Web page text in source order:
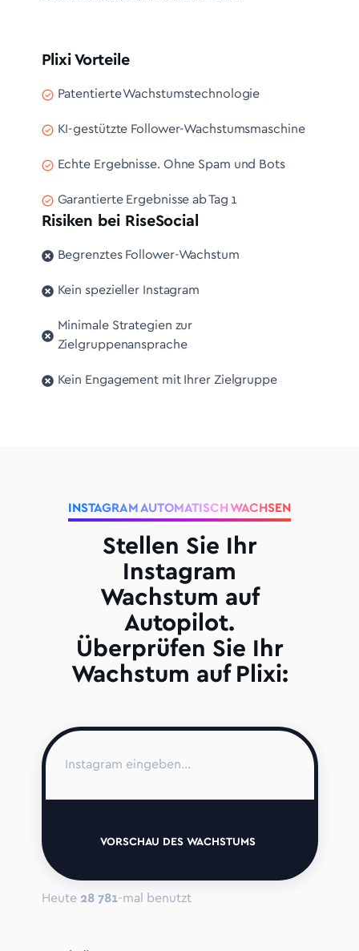
Plixi Vorteile
Patentierte Wachstumstechnologie
KI-gestützte Follower-Wachstumsmaschine
Echte Ergebnisse. Ohne Spam und Bots
Garantierte Ergebnisse ab Tag 1
Risiken bei RiseSocial
Begrenztes Follower-Wachstum
Kein spezieller Instagram
Minimale Strategien zur
Zielgruppenansprache
Kein Engagement mit Ihrer Zielgruppe
INSTAGRAM AUTOMATISCH WACHSEN
Stellen Sie Ihr
Instagram
Wachstum auf
Autopilot.
Überprüfen Sie Ihr
Wachstum auf Plixi:
VORSCHAU DES WACHSTUMS
Heute 28 781-mal benutzt